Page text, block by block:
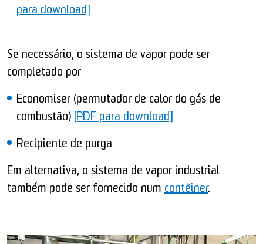
para download]
Se necessário, o sistema de vapor pode ser
completado por
Economiser (permutador de calor do gás de
combustão) [PDF para download]
Recipiente de purga
Em alternativa, o sistema de vapor industrial
também pode ser fornecido num contêiner.